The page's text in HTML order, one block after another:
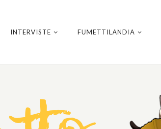
INTERVISTE FUMETTILANDIA